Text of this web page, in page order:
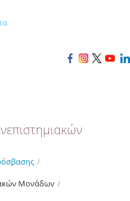
/
Μονάδων /